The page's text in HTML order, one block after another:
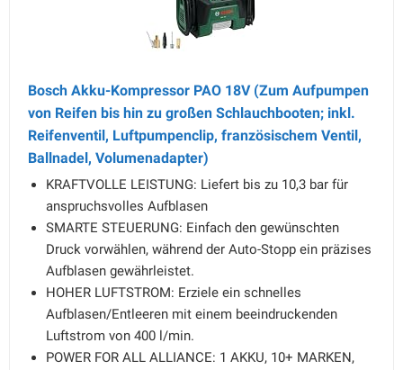
Bosch Akku-Kompressor PAO 18V (Zum Aufpumpen
von Reifen bis hin zu großen Schlauchbooten; inkl.
Reifenventil, Luftpumpenclip, französischem Ventil,
Ballnadel, Volumenadapter)
KRAFTVOLLE LEISTUNG: Liefert bis zu 10,3 bar für
anspruchsvolles Aufblasen
SMARTE STEUERUNG: Einfach den gewünschten
Druck vorwählen, während der Auto-Stopp ein präzises
Aufblasen gewährleistet.
HOHER LUFTSTROM: Erziele ein schnelles
Aufblasen/Entleeren mit einem beeindruckenden
Luftstrom von 400 l/min.
POWER FOR ALL ALLIANCE: 1 AKKU, ​10+ MARKEN, ​